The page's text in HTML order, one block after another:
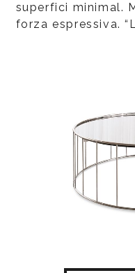
superfici minimal.
forza espressiva.